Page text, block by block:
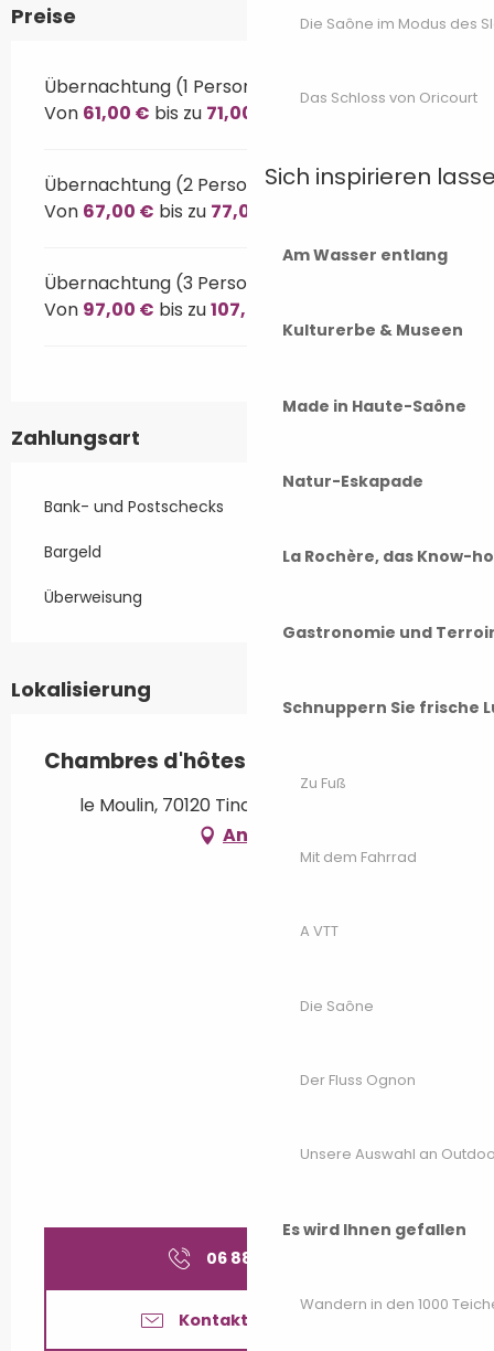
Die Saône im Modus des
Das Schloss von Oricourt
Sich inspirieren
Am Wasser entlang
Kulturerbe & Museen
Made in Haute-Saône
Natur-Eskapade
La Rochère, das Know-
Gastronomie und
Schnuppern Sie frische
Zu Fuß
Mit dem Fahrrad
A VTT
Die Saône
Der Fluss Ognon
Unsere Auswahl an
Es wird Ihnen gefallen
Wandern in den 1000
Preise
Übernachtung (1 Person)
Von 61,00 € bis zu 71,00 €
Übernachtung (2 Personen)
Von 67,00 € bis zu 77,00 €
Übernachtung (3 Personen)
Von 97,00 € bis zu107,00 €
Zahlungsart
Bank- und Postschecks
Bargeld
Überweisung
Lokalisierung
Chambres d'hôtes du Moulin
le Moulin, 70120 Tincey-et-Pontrebeau
Anfahrt
06 88 32 50
Kontaktieren Sie uns